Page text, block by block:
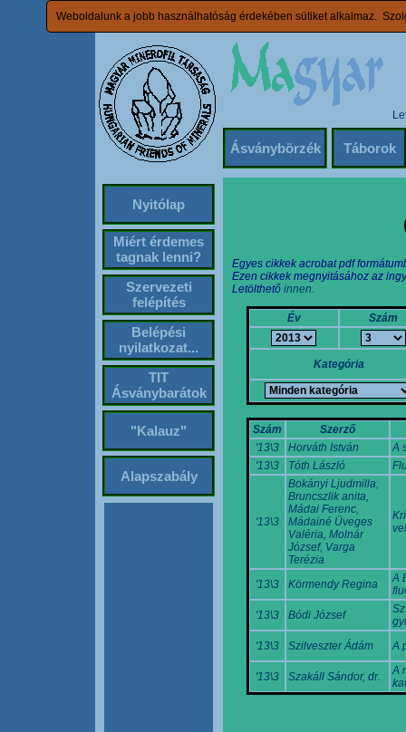
Weboldalunk a jobb használhatóság érdekében sütiket alkalmaz.
Ásványbörzék Táborok
Nyitólap
Miért érdemes
tagnak lenni?
Szervezeti
felépítés
Belépési
nyilatkozat...
TIT
Ásványbarátok
"Kalauz"
Alapszabály
Egyes cikkek acrobat pdf
Ezen cikkek megnyitásához az
Letölthető innen.
Év Szám
Kategória
Szám
Szerző
'13\3
Horváth István
A
'13\3
Tóth László
'13\3
Bokányi Ljudmilla,
Bruncszlik anita,
Mádai Ferenc,
Mádainé Üveges
Valéria, Molnár
József, Varga
Terézia
'13\3 Körmendy Regina
A
'13\3
Bódi József
'13\3
Szilveszter Ádám A
'13\3 Szakáll Sándor, dr.
A